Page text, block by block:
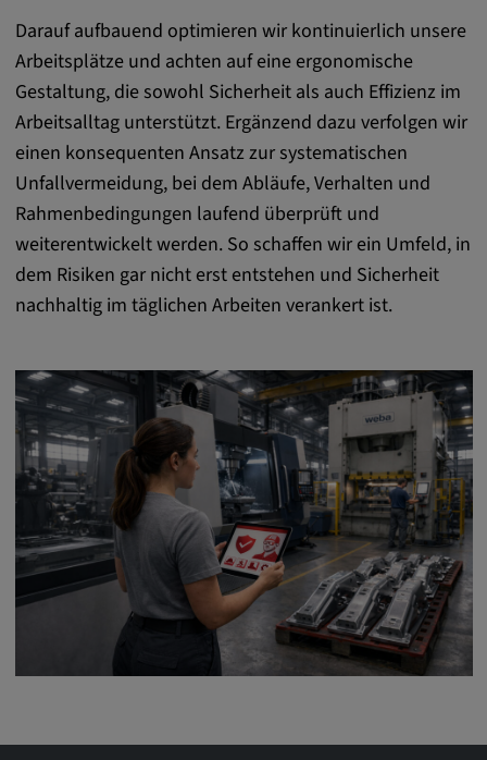
Darauf aufbauend optimieren wir kontinuierlich unsere
Arbeitsplätze und achten auf eine ergonomische
Gestaltung, die sowohl Sicherheit als auch Effizienz im
Arbeitsalltag unterstützt. Ergänzend dazu verfolgen wir
einen konsequenten Ansatz zur systematischen
Unfallvermeidung, bei dem Abläufe, Verhalten und
Rahmenbedingungen laufend überprüft und
weiterentwickelt werden. So schaffen wir ein Umfeld, in
dem Risiken gar nicht erst entstehen und Sicherheit
nachhaltig im täglichen Arbeiten verankert ist.